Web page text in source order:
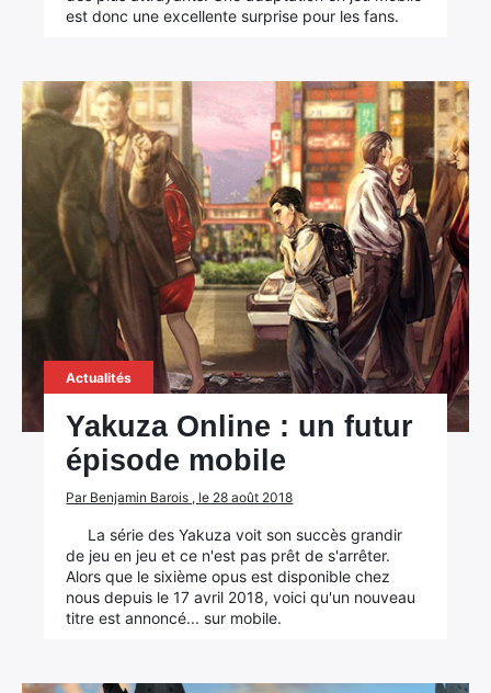
est donc une excellente surprise pour les fans.
Actualités
Yakuza Online : un futur
épisode mobile
Par Benjamin Barois , le 28 août 2018
La série des Yakuza voit son succès grandir
de jeu en jeu et ce n'est pas prêt de s'arrêter.
Alors que le sixième opus est disponible chez
nous depuis le 17 avril 2018, voici qu'un nouveau
titre est annoncé... sur mobile.